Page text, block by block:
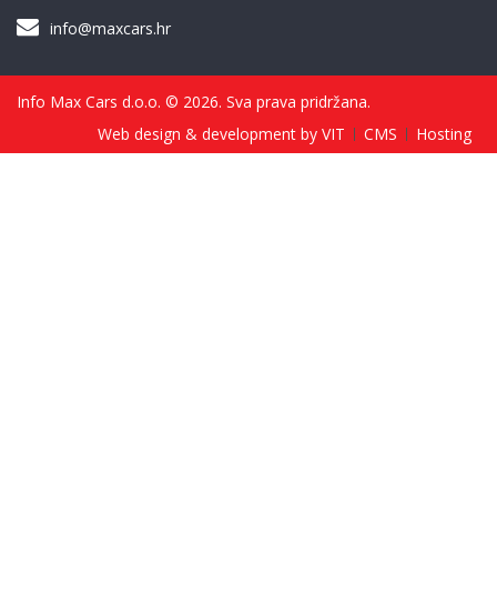
info@maxcars.hr
Info Max Cars d.o.o. © 2026. Sva prava pridržana.
Web design & development by VIT
CMS Hosting